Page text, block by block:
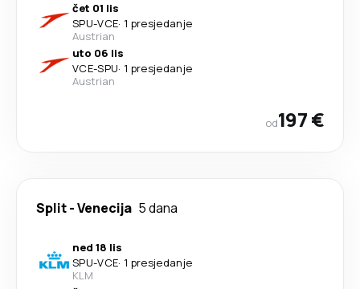
čet 01 lis
SPU-VCE· 1 presjedanje
Austrian
uto 06 lis
VCE-SPU· 1 presjedanje
Austrian
od197 €
Split-Venecija 5 dana
ned 18 lis
SPU-VCE· 1 presjedanje
KLM